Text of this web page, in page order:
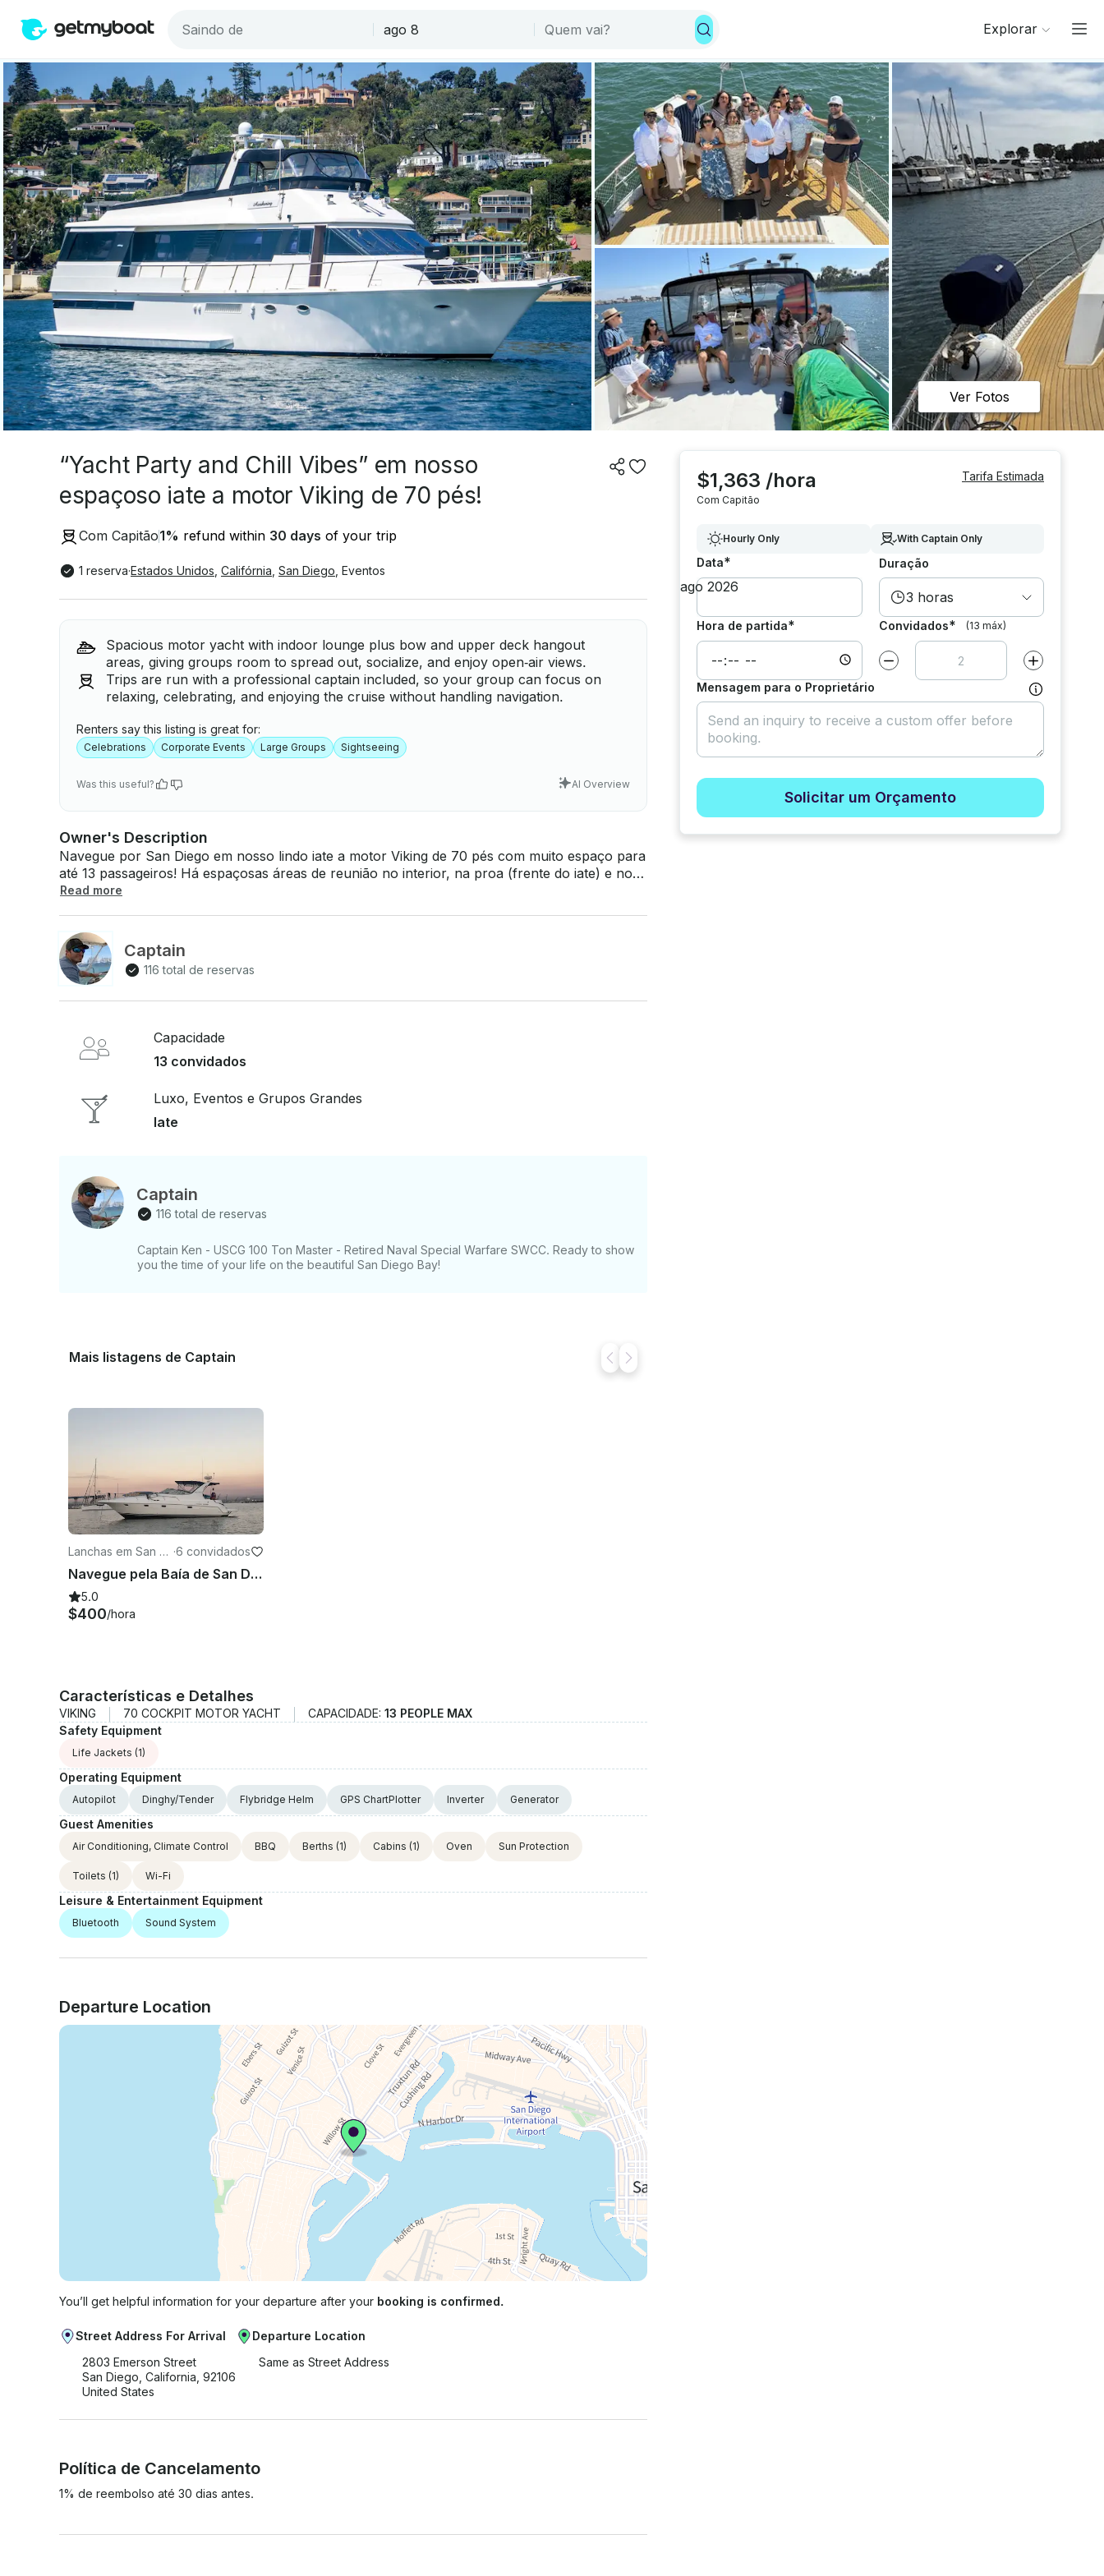
Explorar
Ver Fotos
“Yacht Party and Chill Vibes” em nosso
espaçoso iate a motor Viking de 70 pés!
Com Capitão1% refund within 30 days of your trip
1 reserva·Estados Unidos Califórnia San Diego Eventos
Spacious motor yacht with indoor lounge plus bow and upper deck hangout
areas, giving groups room to spread out, socialize, and enjoy open‑air views.
Trips are run with a professional captain included, so your group can focus on
relaxing, celebrating, and enjoying the cruise without handling navigation.
Renters say this listing is great for:
Celebrations Corporate Events Large Groups Sightseeing
Was this useful? AI Overview
Owner's Description
Navegue por San Diego em nosso lindo iate a motor Viking de 70 pés com muito espaço para
até 13 passageiros! Há espaçosas áreas de reunião no interior, na proa (frente do iate) e no
andar superior! Este iate é perfeito para grandes festas, eventos corporativos ou para
- Vários flutuadores e tapetes dobráveis - Sistema de alto-falantes Bluetooth - Natação -
BYOB sem taxa - BYOF sem taxa - Charcutaria/pratos - reserve 7 dias antes do cruzeiro -
Geladeira grande com gelo - Xícaras, pratos, utensílios, coqueteleira - Banheiro -
Read more
Captain
116 total de reservas
Capacidade
13 convidados
Luxo, Eventos e Grupos Grandes
Iate
Captain
116 total de reservas
Captain Ken - USCG 100 Ton Master - Retired Naval Special Warfare SWCC. Ready to show
you the time of your life on the beautiful San Diego Bay!
Mais listagens de Captain
Lanchas em San Di
ego
·6 convidados
Navegue pela Baía de San Diego em um iate Cruisers de 40 pés com um capitão 5 estrelas!
5.0
$400/hora
Características e Detalhes
VIKING 70 COCKPIT MOTOR YACHT CAPACIDADE: 13 PEOPLE MAX
Safety Equipment
Life Jackets (1)
Operating Equipment
Autopilot Dinghy/Tender Flybridge Helm GPS ChartPlotter Inverter Generator
Guest Amenities
Air Conditioning, Climate Control BBQ Berths (1) Cabins (1) Oven Sun Protection
Toilets (1) Wi-Fi
Leisure & Entertainment Equipment
Bluetooth Sound System
Departure Location
You’ll get helpful information for your departure after your booking is confirmed.
Street Address For Arrival
2803 Emerson Street
San Diego, California, 92106
United States
Departure Location
Same as Street Address
Política de Cancelamento
1% de reembolso até 30 dias antes.
$1,363 /hora
Com Capitão
Tarifa Estimada
Hourly Only With Captain Only
Data* Duração
3 horas
Hora de partida* Convidados* (13 máx)
Diminuir valor por Aumentar
Mensagem para o Proprietário
Solicitar um Orçamento